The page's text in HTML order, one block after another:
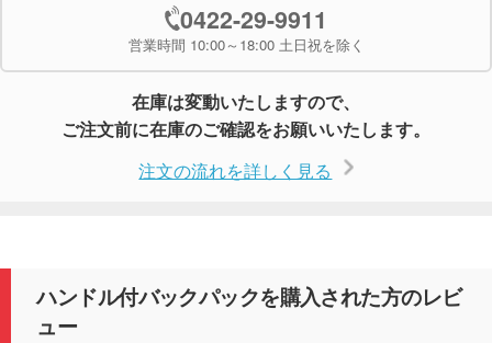
0422-29-9911
営業時間 10:00～18:00 土日祝を除く
在庫は変動いたしますので、
ご注文前に在庫のご確認をお願いいたします。
注文の流れを詳しく見る
ハンドル付バックパックを購入された方のレビ
ュー